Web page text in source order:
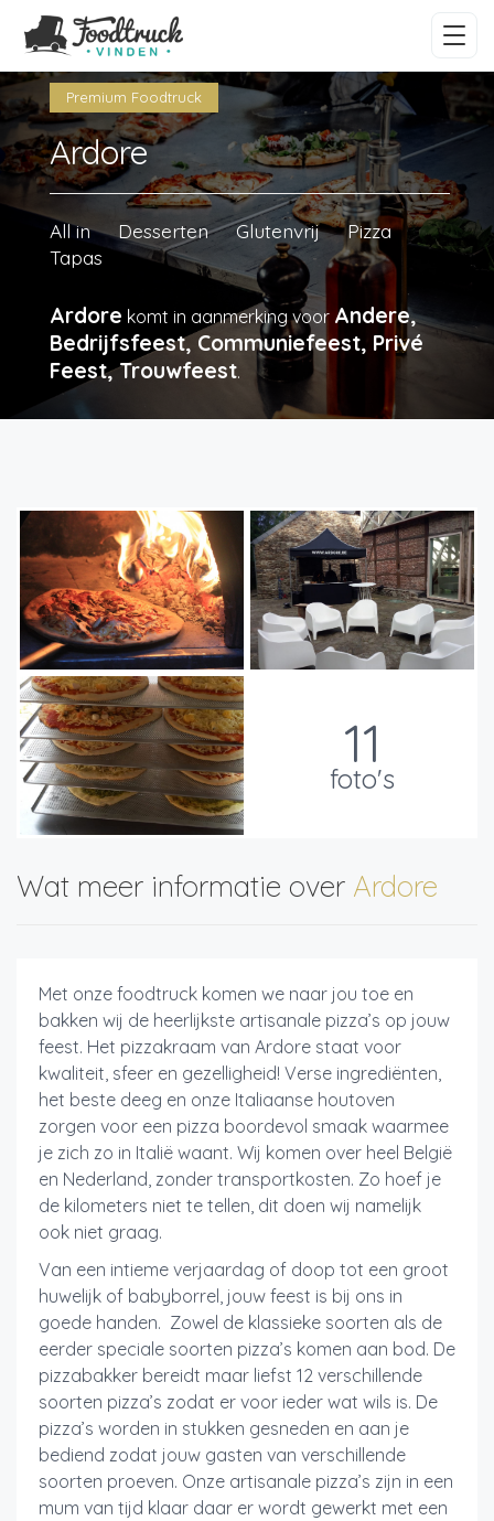
Premium Foodtruck
Ardore
All in Desserten Glutenvrij
Pizza
Tapas
Ardore komt in aanmerking voor Andere,
Bedrijfsfeest, Communiefeest, Privé
Feest, Trouwfeest.
11
foto's
Wat meer informatie over Ardore
Met onze foodtruck komen we naar jou toe en
bakken wij de heerlijkste artisanale pizza’s op jouw
feest. Het pizzakraam van Ardore staat voor
kwaliteit, sfeer en gezelligheid! Verse ingrediënten,
het beste deeg en onze Italiaanse houtoven
zorgen voor een pizza boordevol smaak waarmee
je zich zo in Italië waant. Wij komen over heel België
en Nederland, zonder transportkosten. Zo hoef je
de kilometers niet te tellen, dit doen wij namelijk
ook niet graag.
Van een intieme verjaardag of doop tot een groot
huwelijk of babyborrel, jouw feest is bij ons in
goede handen. Zowel de klassieke soorten als de
eerder speciale soorten pizza’s komen aan bod. De
pizzabakker bereidt maar liefst 12 verschillende
soorten pizza’s zodat er voor ieder wat wils is. De
pizza’s worden in stukken gesneden en aan je
bediend zodat jouw gasten van verschillende
soorten proeven. Onze artisanale pizza’s zijn in een
mum van tijd klaar daar er wordt gewerkt met een